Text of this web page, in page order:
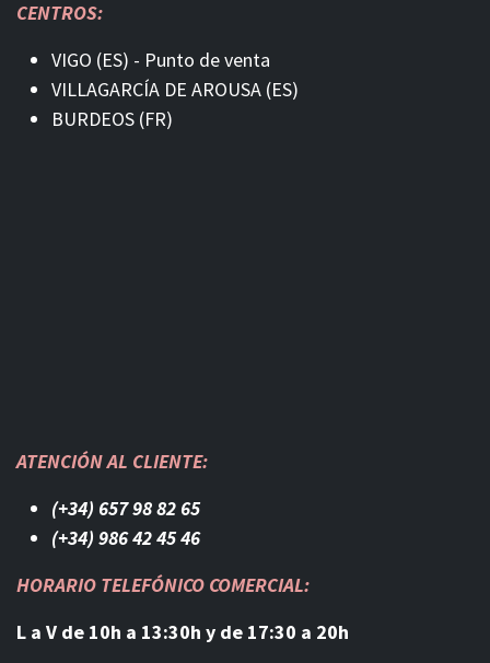
CENTROS:
VIGO (ES) - Punto de venta
VILLAGARCÍA DE AROUSA (ES)
BURDEOS (FR)
ATENCIÓN AL CLIENTE:
(+34) 657 98 82 65
(+34) 986 42 45 46​
HORARIO TELEFÓNICO COMERCIAL:
L a V de 10h a 13:30h y de 17:30 a 20h